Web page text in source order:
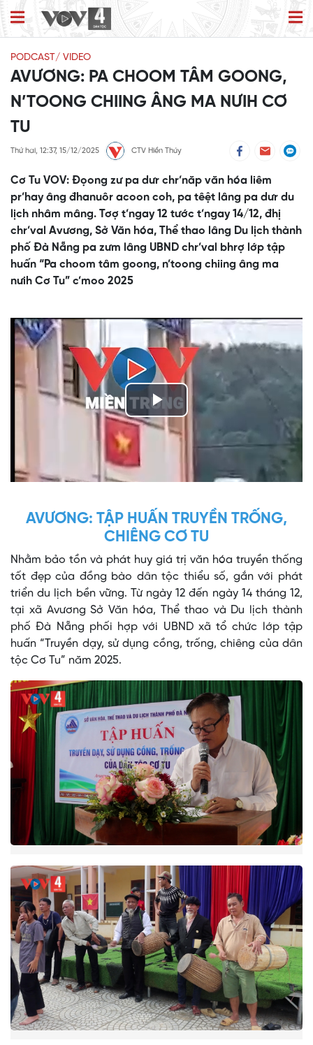
PODCAST/ VIDEO
AVƯƠNG: PA CHOOM TÂM GOONG,
N’TOONG CHIING ÂNG MA NƯIH CƠ
TU
Thứ hai, 12:37, 15/12/2025 CTV Hiền Thúy
Cơ Tu VOV: Đọong zư pa dưr chr’năp văn hóa liêm
pr’hay âng đhanuôr acoon coh, pa têệt lâng pa dưr du
lịch nhâm mâng. Tơợ t’ngay 12 tước t’ngay 14/12, đhị
chr’val Avương, Sở Văn hóa, Thể thao lâng Du lịch thành
phố Đà Nẵng pa zưm lâng UBND chr’val bhrợ lớp tập
huấn “Pa choom tâm goong, n’toong chiing âng ma
nưih Cơ Tu” c’moo 2025
Play
Video
AVƯƠNG: TẬP HUẤN TRUYỀN TRỐNG,
CHIÊNG CƠ TU
Nhằm bảo tồn và phát huy giá trị văn hóa truyền thống
tốt đẹp của đồng bào dân tộc thiểu số, gắn với phát
triển du lịch bền vững. Từ ngày 12 đến ngày 14 tháng 12,
tại xã Avương Sở Văn hóa, Thể thao và Du lịch thành
phố Đà Nẵng phối hợp với UBND xã tổ chức lớp tập
huấn “Truyền dạy, sử dụng cồng, trống, chiêng của dân
tộc Cơ Tu” năm 2025.